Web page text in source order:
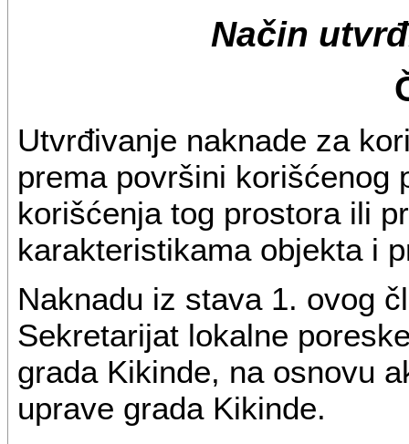
Način
Utvrđivanje naknade za
prema površini korišćenog
korišćenja tog prostora ili
karakteristikama objekta i
Naknadu iz stava 1. ovog
Sekretarijat lokalne
grada Kikinde, na osnovu
uprave grada Kikinde.